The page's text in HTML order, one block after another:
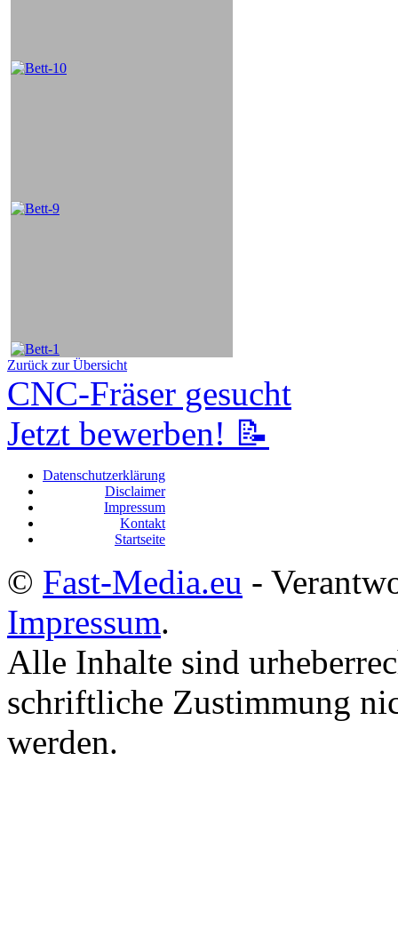
Zurück zur Übersicht
CNC-Fräser gesucht
Jetzt bewerben! 📝
Datenschutzerklärung
Disclaimer
Impressum
Kontakt
Startseite
© Fast-Media.eu -
Impressum.
Alle Inhalte sind
schriftliche Zustimmung
werden.